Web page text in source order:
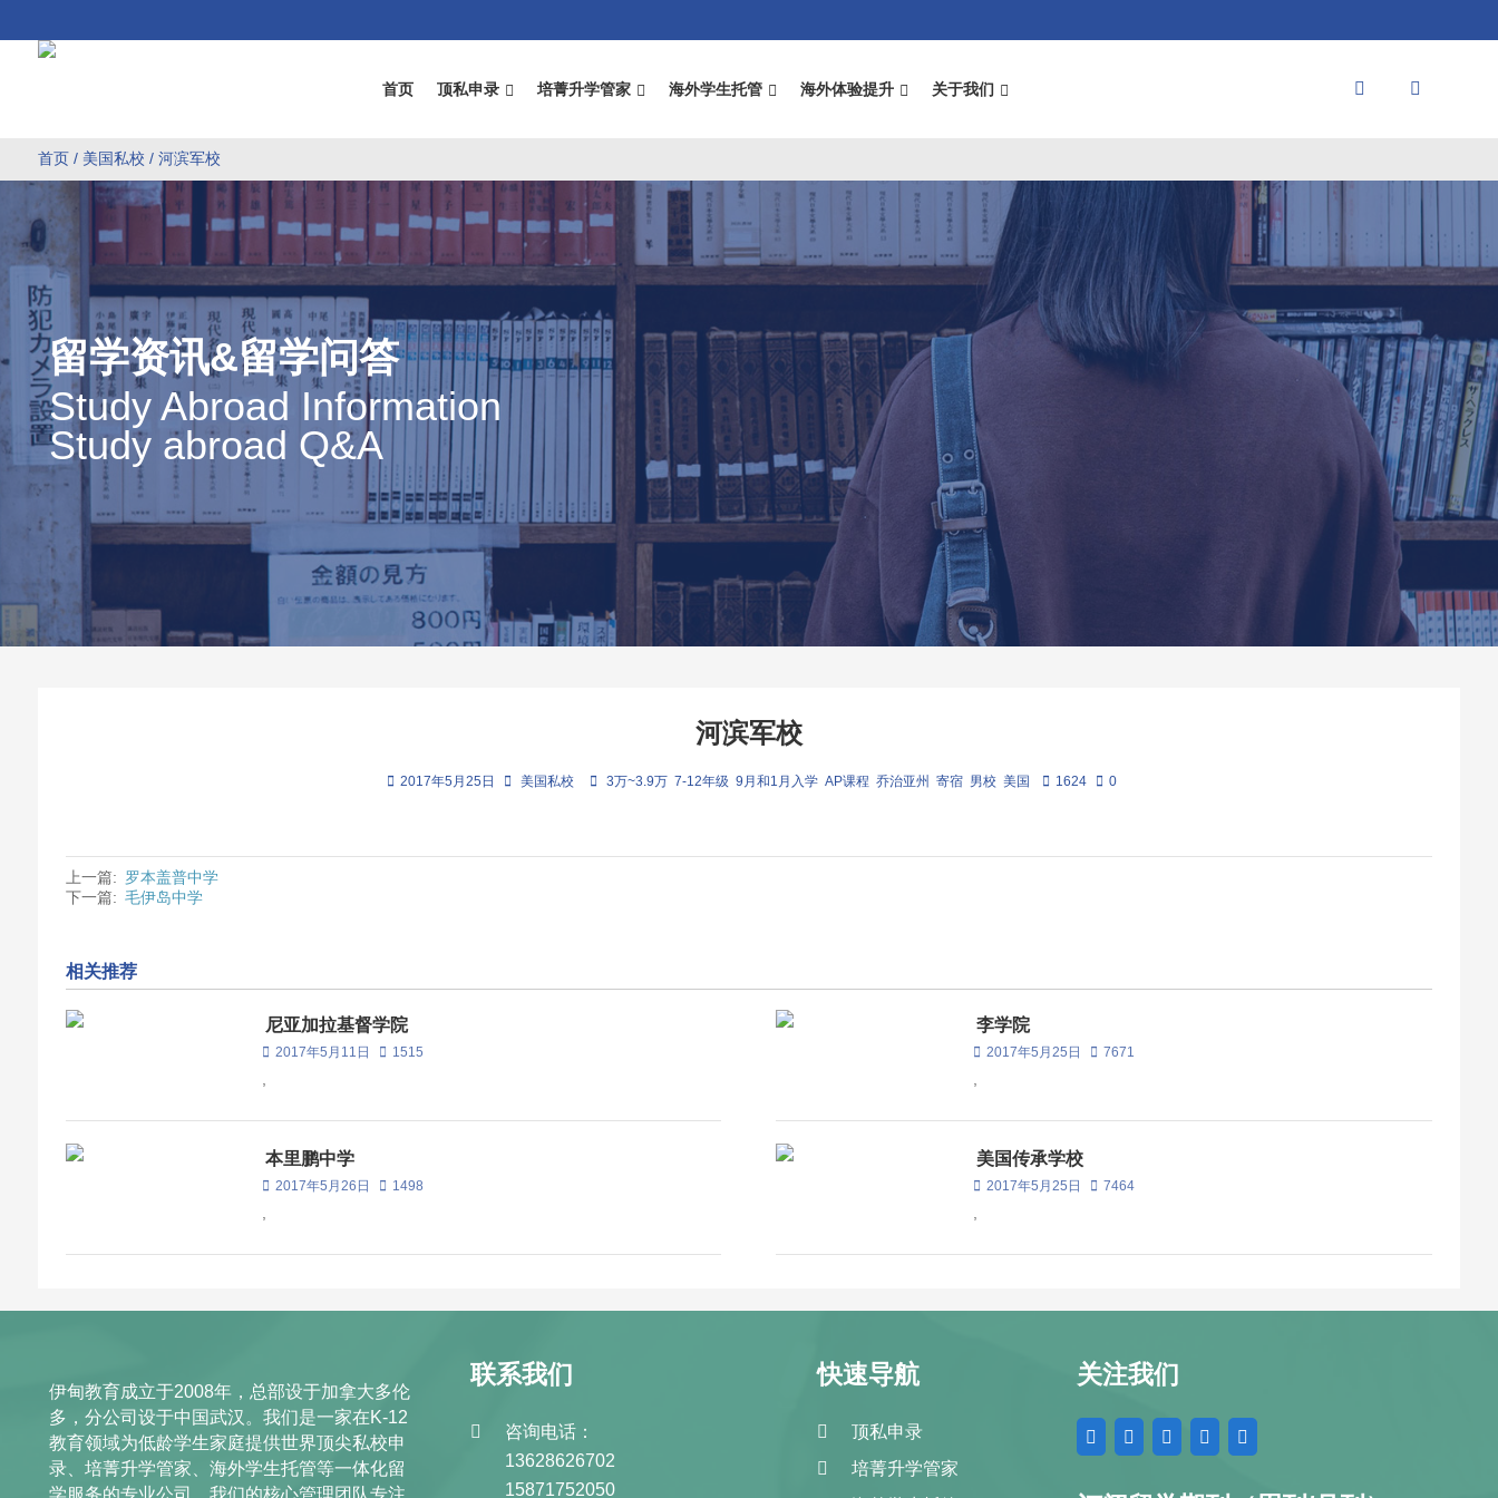
首页 顶私申录 培菁升学管家 海外学生托管 海外体验提升 关于我们
首页/ 美国私校 / 河滨军校
留学资讯&留学问答
Study Abroad Information
Study abroad Q&A
河滨军校
2017年5月25日 美国私校 3万~3.9万 7-12年级 9月和1月入学 AP课程 乔治亚州 寄宿 男校 美国 1624 0
上一篇: 罗本盖普中学
下一篇: 毛伊岛中学
相关推荐
尼亚加拉基督学院
2017年5月11日 1515
李学院
2017年5月25日 7671
本里鹏中学
2017年5月26日 1498
美国传承学校
2017年5月25日 7464
伊甸教育成立于2008年，总部设于加拿大多伦
多，分公司设于中国武汉。我们是一家在K-12
教育领域为低龄学生家庭提供世界顶尖私校申
录、培菁升学管家、海外学生托管等一体化留
学服务的专业公司。我们的核心管理团队专注
联系我们
咨询电话：
13628626702
15871752050
快速导航
顶私申录
培菁升学管家
关注我们